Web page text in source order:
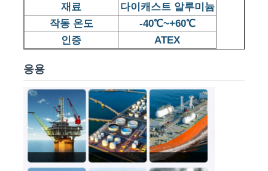
홈
제품 소개
회사 소개
재료
다이캐스트 알루미늄
작동 온도
-40℃~+60℃
인증
ATEX
응용